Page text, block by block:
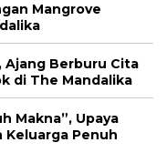
Mangrove
Ajang Berburu Cita
di The Mandalika
Makna”, Upaya
Keluarga Penuh